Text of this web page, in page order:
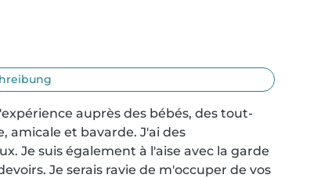
auprès des bébés, des tout-
amicale et bavarde. J'ai des
Je suis également à l'aise avec la garde
Je serais ravie de m'occuper de vos